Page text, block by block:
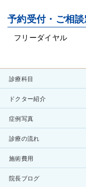
予約受付・ご相談
フリーダイヤル
診療科目
ドクター紹介
症例写真
診療の流れ
施術費用
院長ブログ